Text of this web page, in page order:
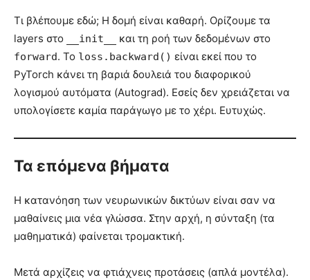
Τι βλέπουμε εδώ; Η δομή είναι καθαρή. Ορίζουμε τα
layers στο
__init__ και τη ροή των δεδομένων στο
forward. Το loss.backward() είναι εκεί που το
PyTorch κάνει τη βαριά δουλειά του διαφορικού
λογισμού αυτόματα (Autograd). Εσείς δεν χρειάζεται να
υπολογίσετε καμία παράγωγο με το χέρι. Ευτυχώς.
Τα επόμενα βήματα
Η κατανόηση των νευρωνικών δικτύων είναι σαν να
μαθαίνεις μια νέα γλώσσα. Στην αρχή, η σύνταξη (τα
μαθηματικά) φαίνεται τρομακτική.
Μετά αρχίζεις να φτιάχνεις προτάσεις (απλά μοντέλα).